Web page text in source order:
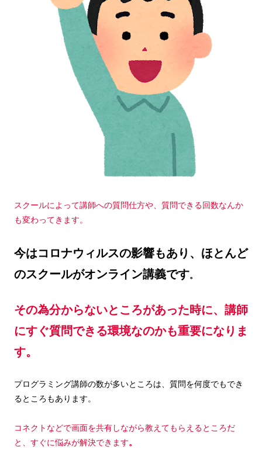
スクールによって講師への質問仕方や、質問できる回数なんか
も変わってきます。
今はコロナウィルスの影響もあり、ほとんど
のスクールがオンライン講義です。
その為分からないところがあった時に、講師
にすぐ質問できる環境なのかも重要になりま
す。
プログラミング講師の数が多いところは、質問を何度でもでき
るところもあります。
コネクトなどで画面を共有しながら教えてもらえるところだ
と、すぐに悩みが解決できます。